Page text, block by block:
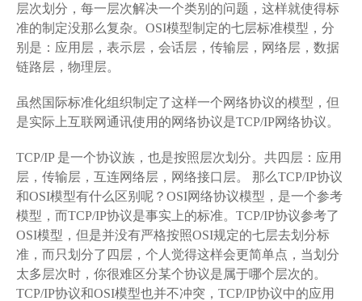
层次划分，每一层次解决一个类别的问题，这样就使得标
准的制定没那么复杂。OSI模型制定的七层标准模型，分
别是：应用层，表示层，会话层，传输层，网络层，数据
链路层，物理层。
虽然国际标准化组织制定了这样一个网络协议的模型，但
是实际上互联网通讯使用的网络协议是TCP/IP网络协议。
TCP/IP 是一个协议族，也是按照层次划分。共四层：应用
层，传输层，互连网络层，网络接口层。 那么TCP/IP协议
和OSI模型有什么区别呢？OSI网络协议模型，是一个参考
模型，而TCP/IP协议是事实上的标准。TCP/IP协议参考了
OSI模型，但是并没有严格按照OSI规定的七层去划分标
准，而只划分了四层，个人觉得这样会更简单点，当划分
太多层次时，你很难区分某个协议是属于哪个层次的。
TCP/IP协议和OSI模型也并不冲突，TCP/IP协议中的应用